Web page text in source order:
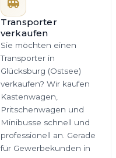
Transporter
verkaufen
Sie möchten einen
Transporter in
Glücksburg (Ostsee)
verkaufen? Wir kaufen
Kastenwagen,
Pritschenwagen und
Minibusse schnell und
professionell an. Gerade
für Gewerbekunden in
Schleswig-Holstein ist